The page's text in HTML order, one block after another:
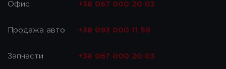
Офис +38 067 000 20 03
Продажа авто +38 093 000 11 59
Запчасти +38 067 000 20 03